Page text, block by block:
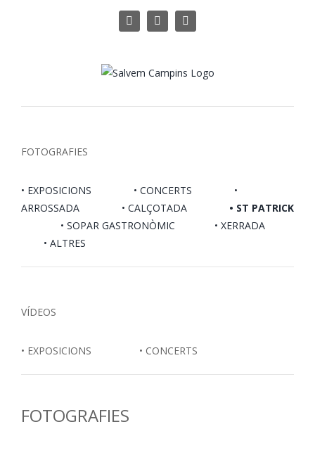
instagramfacebook
FOTOGRAFIES
• EXPOSICIONS • CONCERTS
•
ARROSSADA
• CALÇOTADA
• ST PATRICK
• SOPAR GASTRONÒMIC
• XERRADA
• ALTRES
VÍDEOS
• EXPOSICIONS • CONCERTS
FOTOGRAFIES